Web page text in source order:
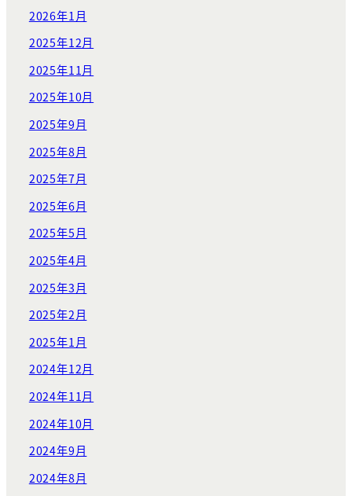
2026年1月
2025年12月
2025年11月
2025年10月
2025年9月
2025年8月
2025年7月
2025年6月
2025年5月
2025年4月
2025年3月
2025年2月
2025年1月
2024年12月
2024年11月
2024年10月
2024年9月
2024年8月